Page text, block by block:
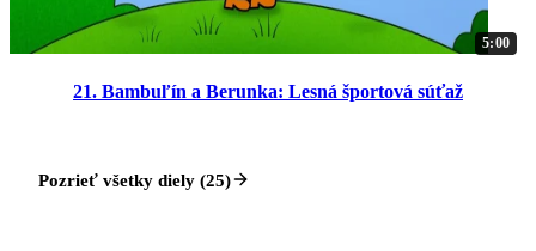
5:00
21. Bambuľín a Berunka: Lesná športová súťaž
Pozrieť všetky diely (25)